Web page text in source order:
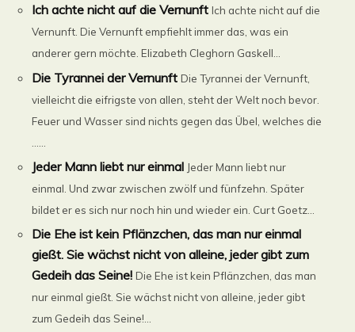
Ich achte nicht auf die Vernunft Ich achte nicht auf die
Vernunft. Die Vernunft empfiehlt immer das, was ein
anderer gern möchte. Elizabeth Cleghorn Gaskell...
Die Tyrannei der Vernunft Die Tyrannei der Vernunft,
vielleicht die eifrigste von allen, steht der Welt noch bevor.
Feuer und Wasser sind nichts gegen das Übel, welches die
Jeder Mann liebt nur einmal Jeder Mann liebt nur
einmal. Und zwar zwischen zwölf und fünfzehn. Später
bildet er es sich nur noch hin und wieder ein. Curt Goetz...
Die Ehe ist kein Pflänzchen, das man nur einmal
gießt. Sie wächst nicht von alleine, jeder gibt zum
Gedeih das Seine! Die Ehe ist kein Pflänzchen, das man
nur einmal gießt. Sie wächst nicht von alleine, jeder gibt
zum Gedeih das Seine!...